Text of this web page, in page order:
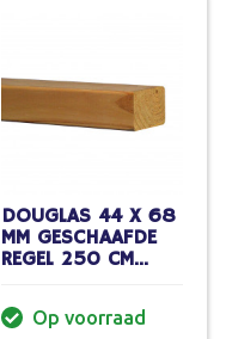
DOUGLAS 44 X 68
MM GESCHAAFDE
REGEL 250 CM
PEFC
Op voorraad